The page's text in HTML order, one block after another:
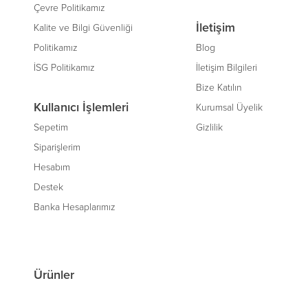
Çevre Politikamız
Kalite ve Bilgi Güvenliği
Politikamız
İSG Politikamız
Kullanıcı İşlemleri
Sepetim
Siparişlerim
Hesabım
Destek
Banka Hesaplarımız
İletişim
Blog
İletişim Bilgileri
Bize Katılın
Kurumsal Üyelik
Gizlilik
Ürünler